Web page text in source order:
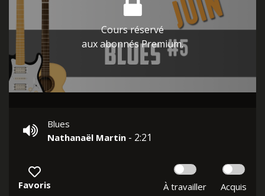
Cours réservé
aux abonnés Premium.
Blues
Nathanaël Martin - 2:21
Favoris À travailler Acquis